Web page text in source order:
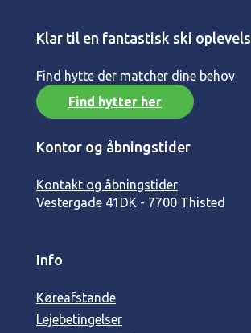
Klar til en fantastisk ski
Find hytte der matcher dine behov
Find hytter her
Kontor og åbningstider
Kontakt og åbningstider
Vestergade 41 DK - 7700 Thisted
Info
Køreafstande
Lejebetingelser